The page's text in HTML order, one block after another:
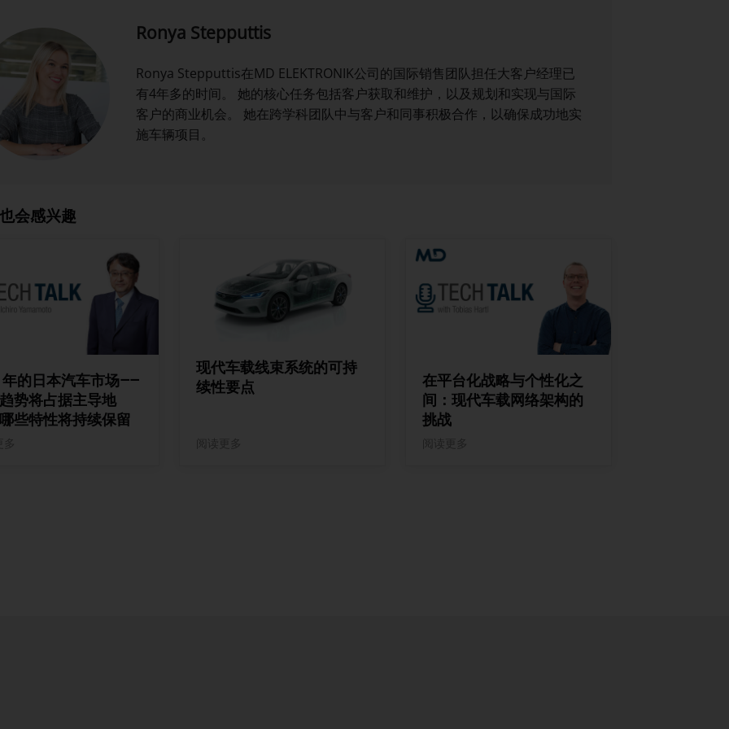
Ronya Stepputtis
Ronya Stepputtis在MD ELEKTRONIK公司的国际销售团队担任大客户经理已
有4年多的时间。 她的核心任务包括客户获取和维护，以及规划和实现与国际
客户的商业机会。 她在跨学科团队中与客户和同事积极合作，以确保成功地实
施车辆项目。
会感兴趣
年的日本汽车市场——
势将占据主导地
些特性将持续保留
现代车载线束系统的可持
续性要点
在平台化战略与个性化之
间：现代车载网络架构的
挑战